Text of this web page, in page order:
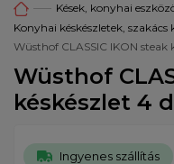
Kések, konyhai
Konyhai késkészletek, szakács
Wüsthof CLASSIC IKON steak
Wüsthof
késkészlet 4
Ingyenes szállítás